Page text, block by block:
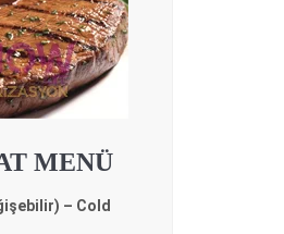
MENÜ
– Cold